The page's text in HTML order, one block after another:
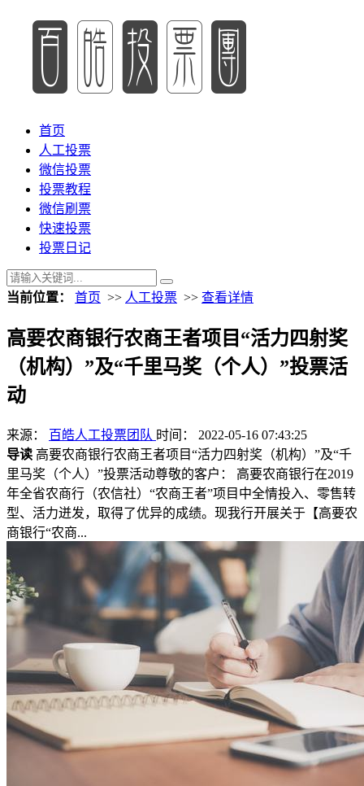
首页
人工投票
微信投票
投票教程
微信刷票
快速投票
投票日记
当前位置： 首页 >> 人工投票 >> 查看详情
高要农商银行农商王者项目“活力四射奖
（机构）”及“千里马奖（个人）”投票活
动
来源： 百皓人工投票团队 时间： 2022-05-16 07:43:25
导读 高要农商银行农商王者项目“活力四射奖（机构）”及“千
里马奖（个人）”投票活动尊敬的客户： 高要农商银行在2019
年全省农商行（农信社）“农商王者”项目中全情投入、零售转
型、活力迸发，取得了优异的成绩。现我行开展关于【高要农
商银行“农商...